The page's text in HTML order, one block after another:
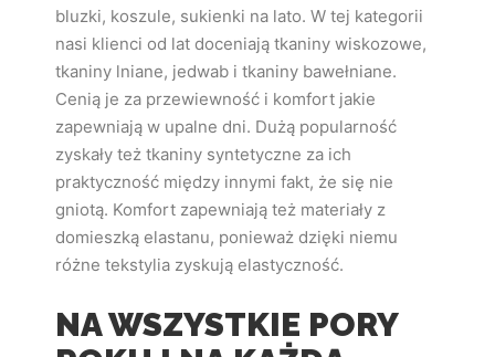
bluzki, koszule, sukienki na lato. W tej kategorii
nasi klienci od lat doceniają tkaniny wiskozowe,
tkaniny lniane, jedwab i tkaniny bawełniane.
Cenią je za przewiewność i komfort jakie
zapewniają w upalne dni. Dużą popularność
zyskały też tkaniny syntetyczne za ich
praktyczność między innymi fakt, że się nie
gniotą. Komfort zapewniają też materiały z
domieszką elastanu, ponieważ dzięki niemu
różne tekstylia zyskują elastyczność.
NA WSZYSTKIE PORY